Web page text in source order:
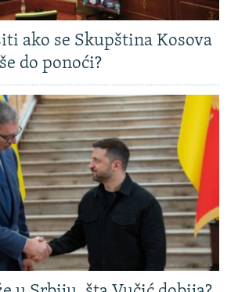
ako se Skupština Kosova
do ponoći?